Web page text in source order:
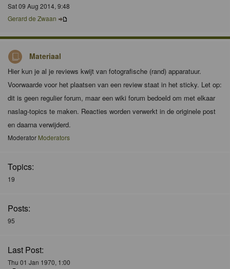
Sat 09 Aug 2014, 9:48
Gerard de Zwaan
Materiaal
Hier kun je al je reviews kwijt van fotografische (rand) apparatuur.
Voorwaarde voor het plaatsen van een review staat in het sticky. Let op:
dit is geen regulier forum, maar een wiki forum bedoeld om met elkaar
naslag-topics te maken. Reacties worden verwerkt in de originele post
en daarna verwijderd.
Moderator Moderators
Topics:
19
Posts:
95
Last Post:
Thu 01 Jan 1970, 1:00